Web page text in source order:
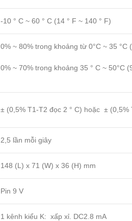
-10 ° C ~ 60 ° C (14 ° F ~ 140 ° F)
0% ~ 80% trong khoảng từ 0°C ~ 35 °C
0% ~ 70% trong khoảng 35 ° C ~ 50°C
± (0,5% T1-T2 đọc 2 ° C) hoặc ± (0,5%
2,5 lần mỗi giây
148 (L) x 71 (W) x 36 (H) mm
Pin 9 V
1 kênh kiểu K: xấp xỉ. DC2.8 mA